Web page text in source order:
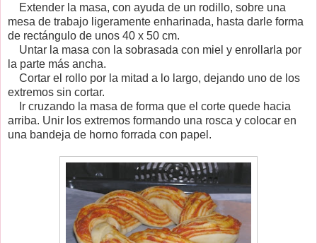
Extender la masa, con ayuda de un rodillo, sobre una
mesa de trabajo ligeramente enharinada, hasta darle forma
de rectángulo de unos 40 x 50 cm.
Untar la masa con la sobrasada con miel y enrollarla por
la parte más ancha.
Cortar el rollo por la mitad a lo largo, dejando uno de los
extremos sin cortar.
Ir cruzando la masa de forma que el corte quede hacia
arriba. Unir los extremos formando una rosca y colocar en
una bandeja de horno forrada con papel.